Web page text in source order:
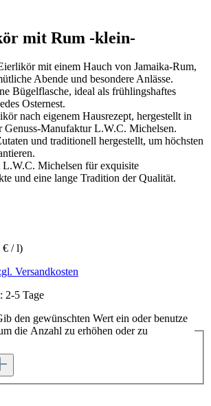
mit Rum -klein-
mit einem Hauch von Jamaika-Rum,
Abende und besondere Anlässe.
Bügelflasche, ideal als frühlingshaftes
Osternest.
nach eigenem Hausrezept, hergestellt in
Genuss-Manufaktur L.W.C. Michelsen.
und traditionell hergestellt, um höchsten
L.W.C. Michelsen für exquisite
und eine lange Tradition der Qualität.
€ / l)
Versandkosten
2-5 Tage
den gewünschten Wert ein oder benutze
die Anzahl zu erhöhen oder zu